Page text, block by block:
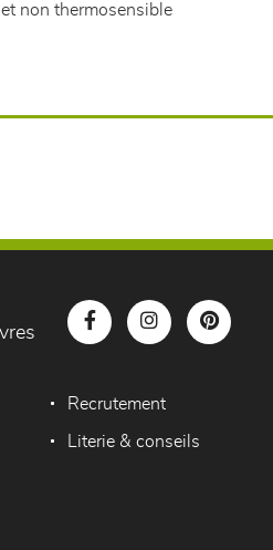
non thermosensible
Recrutement
Literie & conseils